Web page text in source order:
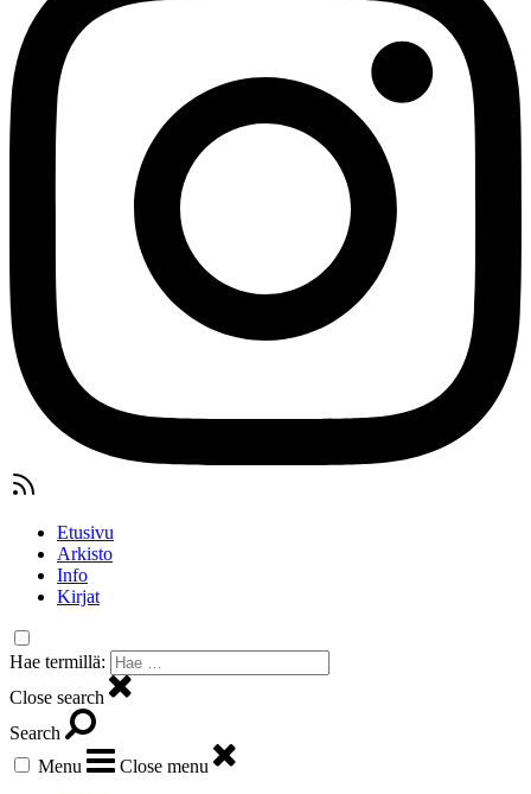
Etusivu
Arkisto
Info
Kirjat
Hae termillä:
Close search
Search
Menu
Close menu